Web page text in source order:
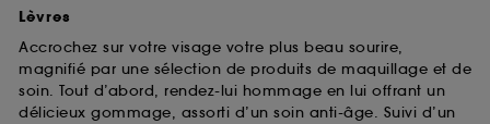
Lèvres
Accrochez sur votre visage votre plus beau sourire,
magnifié par une sélection de produits de maquillage et de
soin. Tout d’abord, rendez-lui hommage en lui offrant un
délicieux gommage, assorti d’un soin anti-âge. Suivi d’un
sans saisir à nouveau votre identifiant et mot de
passe.